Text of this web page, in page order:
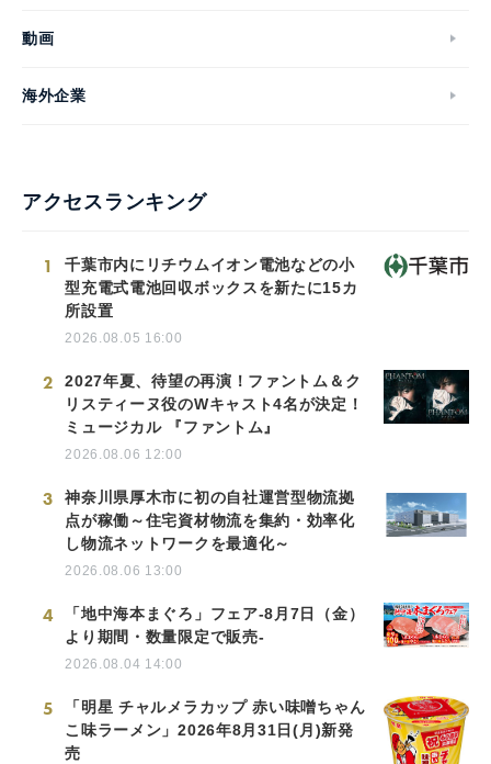
動画
海外企業
アクセスランキング
1
千葉市内にリチウムイオン電池などの小
型充電式電池回収ボックスを新たに15カ
所設置
2026.08.05 16:00
2
2027年夏、待望の再演！ファントム＆ク
リスティーヌ役のWキャスト4名が決定！
ミュージカル 『ファントム』
2026.08.06 12:00
3
神奈川県厚木市に初の自社運営型物流拠
点が稼働～住宅資材物流を集約・効率化
し物流ネットワークを最適化～
2026.08.06 13:00
4
「地中海本まぐろ」フェア-8月7日（金）
より期間・数量限定で販売-
2026.08.04 14:00
5
「明星 チャルメラカップ 赤い味噌ちゃん
こ味ラーメン」2026年8月31日(月)新発
売